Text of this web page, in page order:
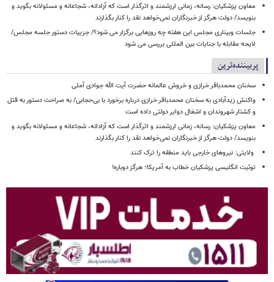
معاون پزشکیان: رسانه، زمانی ارزشمند و اثرگذار است که آزادانه، شجاعانه و مسئولانه بگوید و
بنویسد/ دولت هرگز از خبرنگاران نمی‌خواهد نقد را کنار بگذارند
جلسات وبیناری مجلس این هفته چه روزهایی برگزار می شود؟/ جزییات دستور جلسه مجلس/
لایحه مقابله با جنایات بین المللی بررسی می شود
پربیننده‌ترین
سخنان محمدباقر خرازی و خروش عالمانه حضرت آیت الله جوادی آملی
واکنش زیدآبادی به سخنان محمدباقر خرازی درباره برخورد با بی‌حجابی/ به صراحت دستور به قتل
و کشتار شهروندان و اشغال دوایر دولتی داده است
معاون پزشکیان: رسانه، زمانی ارزشمند و اثرگذار است که آزادانه، شجاعانه و مسئولانه بگوید و
بنویسد/ دولت هرگز از خبرنگاران نمی‌خواهد نقد را کنار بگذارند
ولایتی: نیروهای خارجی باید منطقه را ترک کنند
توئیت انگلیسی پزشکیان خطاب به آمریکا؛ هرگز دوباره!